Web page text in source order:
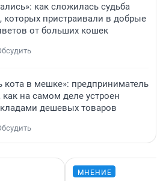
как сложилась судьба
которых пристраивали в добрые
от больших кошек
кота в мешке»: предприниматель
как на самом деле устроен
дешевых товаров
МНЕНИЕ